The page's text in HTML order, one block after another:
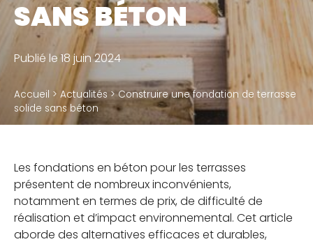
Accessoires
QUI SOMMES-NOUS
Notre métier
Notre politique RSE
RÉSERVÉ À NOS DISTRIBUTEURS
SANS BÉTON
Publié le 18 juin 2024
Accueil > Actualités >Construire une fondation de terrasse
solide sans béton
Les fondations en béton pour les terrasses
présentent de nombreux inconvénients,
notamment en termes de prix, de difficulté de
réalisation et d’impact environnemental. Cet article
aborde des alternatives efficaces et durables,